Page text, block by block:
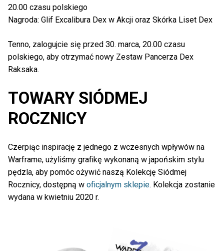
20.00 czasu polskiego
Nagroda: Glif Excalibura Dex w Akcji oraz Skórka Liset Dex
Tenno, zalogujcie się przed 30. marca, 20.00 czasu
polskiego, aby otrzymać nowy Zestaw Pancerza Dex
Raksaka.
TOWARY SIÓDMEJ
ROCZNICY
Czerpiąc inspirację z jednego z wczesnych wpływów na
Warframe, użyliśmy grafikę wykonaną w japońskim stylu
pędzla, aby pomóc ożywić naszą Kolekcję Siódmej
Rocznicy, dostępną w oficjalnym sklepie. Kolekcja zostanie
wydana w kwietniu 2020 r.